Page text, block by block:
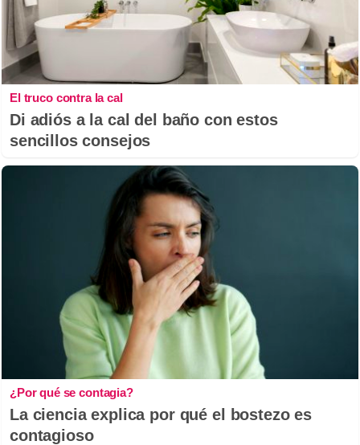
El truco contra la cal
Di adiós a la cal del baño con estos
sencillos consejos
¿Por qué se contagia?
La ciencia explica por qué el bostezo es
contagioso